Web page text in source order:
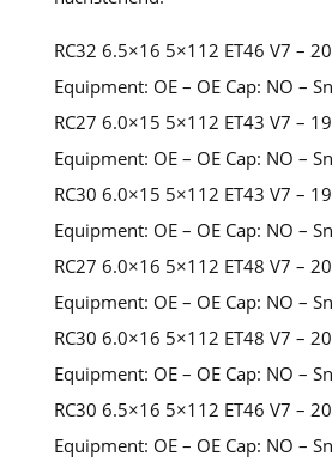
RC32 6.5×16 5×112 ET46 V7 –
Equipment: OE – OE Cap: NO –
RC27 6.0×15 5×112 ET43 V7 –
Equipment: OE – OE Cap: NO –
RC30 6.0×15 5×112 ET43 V7 –
Equipment: OE – OE Cap: NO –
RC27 6.0×16 5×112 ET48 V7 –
Equipment: OE – OE Cap: NO –
RC30 6.0×16 5×112 ET48 V7 –
Equipment: OE – OE Cap: NO –
RC30 6.5×16 5×112 ET46 V7 –
Equipment: OE – OE Cap: NO –